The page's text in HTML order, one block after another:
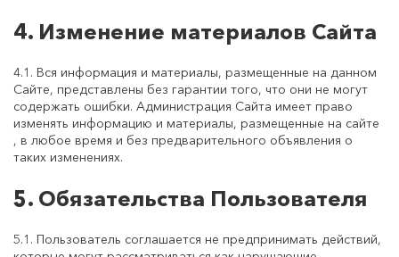
4. Изменение материалов Сайта
4.1. Вся информация и материалы, размещенные на данном
Сайте, представлены без гарантии того, что они не могут
содержать ошибки. Администрация Сайта имеет право
изменять информацию и материалы, размещенные на сайте
, в любое время и без предварительного объявления о
таких изменениях.
5. Обязательства Пользователя
5.1. Пользователь соглашается не предпринимать действий,